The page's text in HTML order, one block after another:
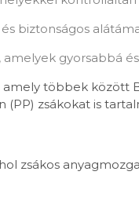
biztonságos
gyorsabbá
többek
zsákokat is
zsákos